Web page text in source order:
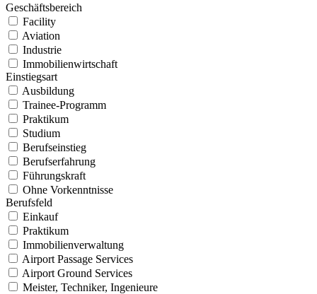
Geschäftsbereich
Facility
Aviation
Industrie
Immobilienwirtschaft
Einstiegsart
Ausbildung
Trainee-Programm
Praktikum
Studium
Berufseinstieg
Berufserfahrung
Führungskraft
Ohne Vorkenntnisse
Berufsfeld
Einkauf
Praktikum
Immobilienverwaltung
Airport Passage Services
Airport Ground Services
Meister, Techniker, Ingenieure